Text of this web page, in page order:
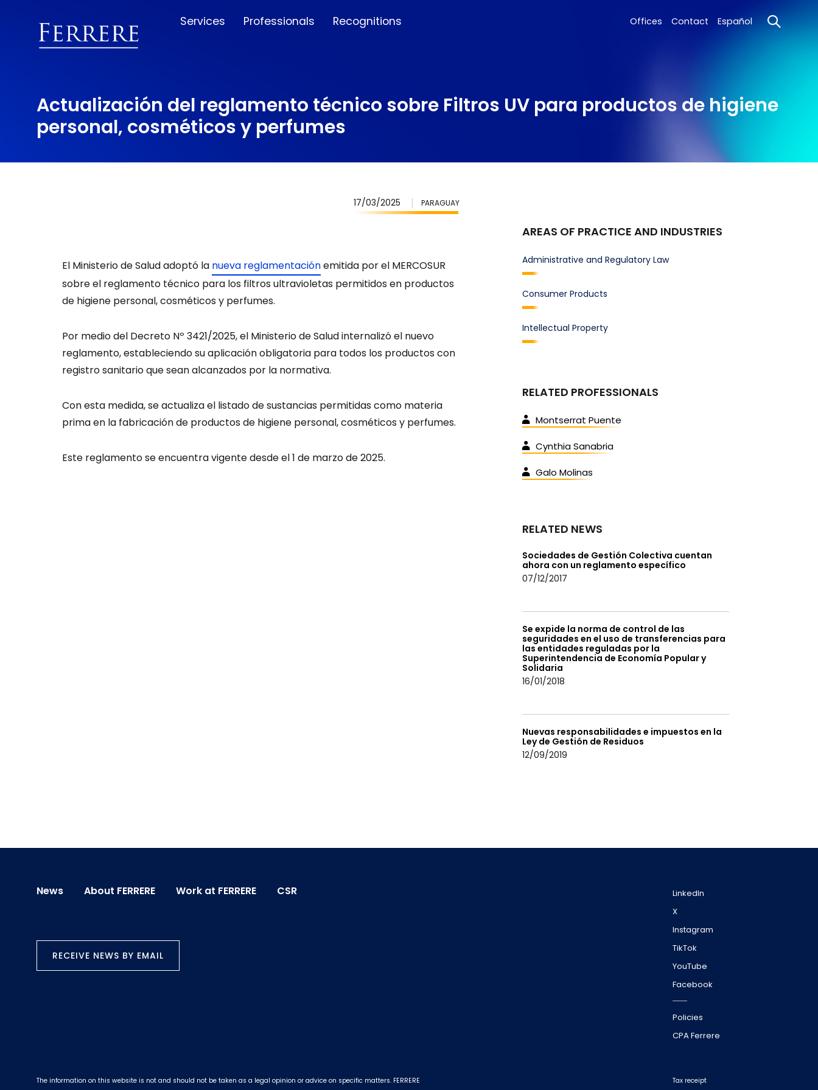
Services Professionals Recognitions Offices Contact Español
Actualización del reglamento técnico sobre Filtros UV para productos de higiene
personal, cosméticos y perfumes
17/03/2025 PARAGUAY
El Ministerio de Salud adoptó la nueva reglamentaciónemitida por el MERCOSUR
sobre el reglamento técnico para los filtros ultravioletas permitidos en productos
de higiene personal, cosméticos y perfumes.
Por medio del Decreto Nº 3421/2025, el Ministerio de Salud internalizó el nuevo
reglamento, estableciendo su aplicación obligatoria para todos los productos con
registro sanitario que sean alcanzados por la normativa.
Con esta medida, se actualiza el listado de sustancias permitidas como materia
prima en la fabricación de productos de higiene personal, cosméticos y perfumes.
Este reglamento se encuentra vigente desde el 1 de marzo de 2025.
AREAS OF PRACTICE AND INDUSTRIES
Administrative and Regulatory Law
Consumer Products
Intellectual Property
RELATED PROFESSIONALS
Montserrat Puente
Cynthia Sanabria
Galo Molinas
RELATED NEWS
Sociedades de Gestión Colectiva cuentan
ahora con un reglamento específico
07/12/2017
Se expide la norma de control de las
seguridades en el uso de transferencias para
las entidades reguladas por la
Superintendencia de Economía Popular y
Solidaria
16/01/2018
Nuevas responsabilidades e impuestos en la
Ley de Gestión de Residuos
12/09/2019
News About FERRERE Work at FERRERE CSR
RECEIVE NEWS BY EMAIL
LinkedIn
X
Instagram
TikTok
YouTube
Facebook
Policies
CPA Ferrere
The information on this website is not and should not be taken as a legal opinion or advice on specific matters. FERRERE Tax receipt